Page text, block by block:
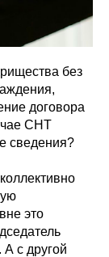
без
договора
СНТ
сведения?
это
А с другой